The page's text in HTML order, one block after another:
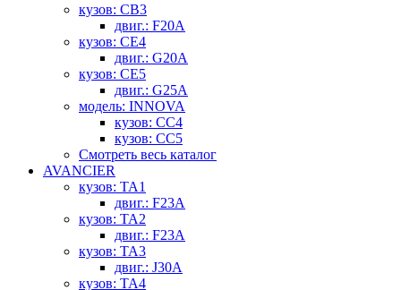
кузов: CB3
двиг.: F20A
кузов: CE4
двиг.: G20A
кузов: CE5
двиг.: G25A
модель: INNOVA
кузов: CC4
кузов: CC5
Смотреть весь каталог
AVANCIER
кузов: TA1
двиг.: F23A
кузов: TA2
двиг.: F23A
кузов: TA3
двиг.: J30A
кузов: TA4